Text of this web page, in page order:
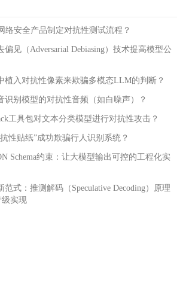
络安全产品制定对抗性测试流程？
见（Adversarial Debiasing）技术提高模型公
植入对抗性像素来欺骗多模态LLM的判断？
识别模型的对抗性音频（如白噪声）？
工具包对文本分类模型进行对抗性攻击？
性贴纸”成功欺骗行人识别系统？
Schema约束：让大模型输出可控的工程化实
范式：推测解码（Speculative Decoding）原理
实现